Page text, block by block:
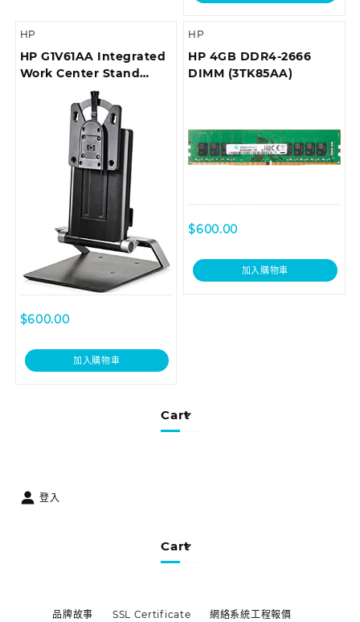
Cart
HP
HP G1V61AA Integrated
Work Center Stand
Mini/Thin Clients,
Monitor/Desktop Stand,
$600.00
加入購物車
HP
HP 4GB DDR4-2666
DIMM (3TK85AA)
$600.00
加入購物車
登入
Cart
品牌故事 SSL Certificate 網絡系統工程報價